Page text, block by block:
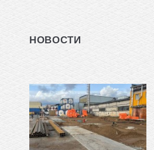
НОВОСТИ